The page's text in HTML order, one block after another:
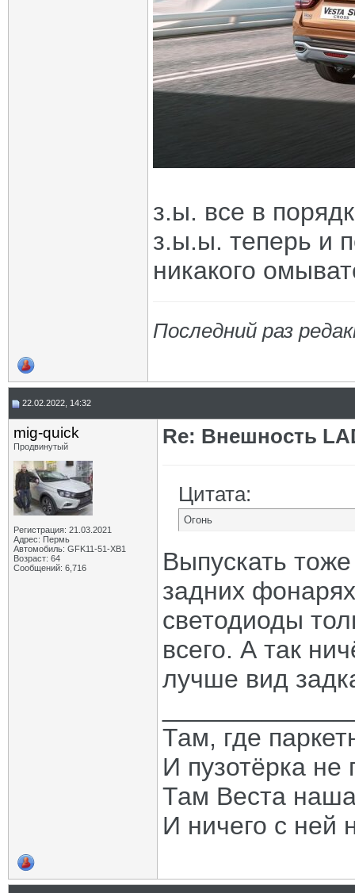
з.ы. все в
з.ы.ы. теперь и
никакого
Последний раз
22.02.2022, 14:32
mig-quick
Продвинутый
Регистрация: 21.03.2021
Адрес: Пермь
Автомобиль: GFK11-51-ХВ1
Возраст: 64
Сообщений: 6,716
Re: Внешность
Цитата:
Огонь
Выпускать
задних
светодиоды
всего. А так
лучше вид
Там, где
И пузотёрка не
Там Веста
И ничего с ней